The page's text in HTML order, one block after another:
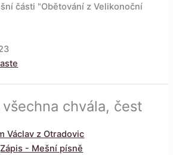
části "Obětování z Velikonoční
chvála, čest
Václav z Otradovic
Zápis - Mešní písně